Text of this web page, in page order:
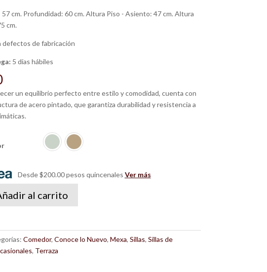
cm. Profundidad: 60 cm. Altura Piso - Asiento: 47 cm. Altura
cm.
defectos de fabricación
5 días hábiles
un equilibrio perfecto entre estilo y comodidad, cuenta con
de acero pintado, que garantiza durabilidad y resistencia a
Desde $200.00 pesos quincenales Ver más
al carrito
Comedor, Conoce lo Nuevo, Mexa, Sillas, Sillas de
, Terraza